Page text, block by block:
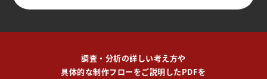
調査・分析の詳しい考え方や
具体的な制作フローをご説明したPDFを